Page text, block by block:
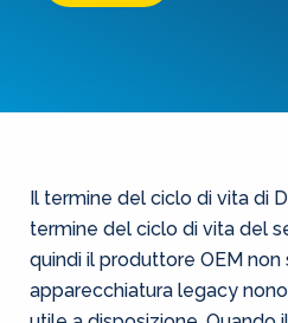
Il termine del ciclo di vita di
termine del ciclo di vita del
quindi il produttore OEM
apparecchiatura legacy